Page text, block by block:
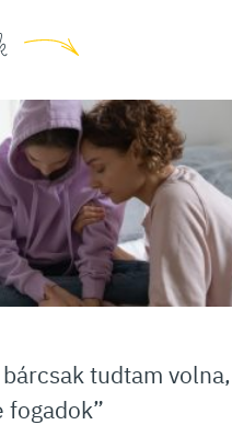
tudtam volna,